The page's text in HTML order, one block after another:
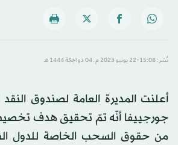
نُشر: 15:08-22 يونيو 2023 م ـ 04 ذو الحِجّة 1444 هـ
أعلنت المديرة العامة لصندوق النقد
جورجييفا أنّه تمّ تحقيق هدف تخصيص
من حقوق السحب الخاصة للدول